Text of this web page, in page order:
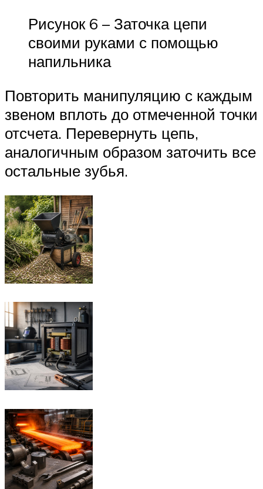
Рисунок 6 – Заточка цепи
своими руками с помощью
напильника
Повторить манипуляцию с каждым
звеном вплоть до отмеченной точки
отсчета. Перевернуть цепь,
аналогичным образом заточить все
остальные зубья.